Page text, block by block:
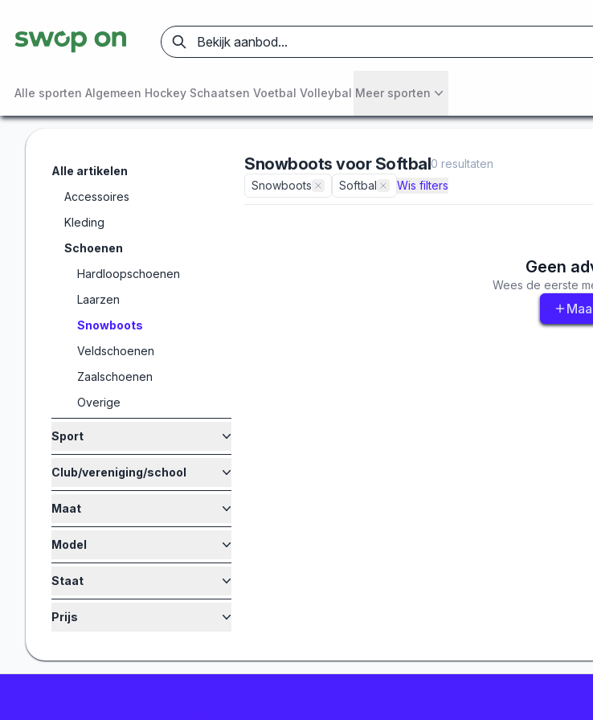
Alle sporten Algemeen Hockey Schaatsen Voetbal Volleybal Meer sporten
Alle artikelen
Accessoires
Kleding
Schoenen
Hardloopschoenen
Laarzen
Snowboots
Veldschoenen
Zaalschoenen
Overige
Sport
Club/vereniging/school
Maat
Model
Staat
Prijs
Snowboots voor Softbal0 resultaten
Snowboots
Softbal Wis filters
Geen
Wees de eerste